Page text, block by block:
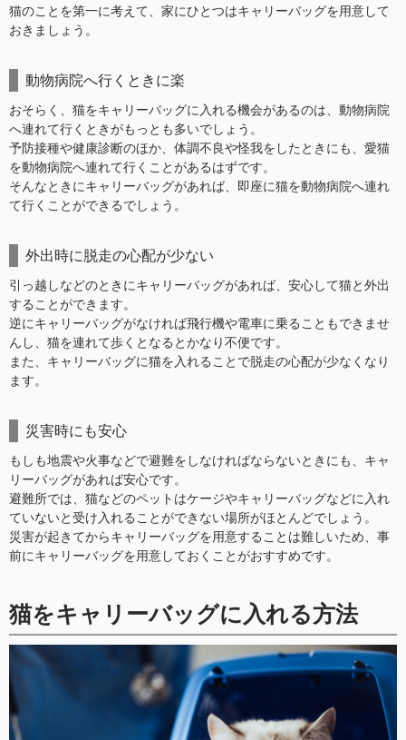
猫のことを第一に考えて、家にひとつはキャリーバッグを用意して
おきましょう。
動物病院へ行くときに楽
おそらく、猫をキャリーバッグに入れる機会があるのは、動物病院
へ連れて行くときがもっとも多いでしょう。
予防接種や健康診断のほか、体調不良や怪我をしたときにも、愛猫
を動物病院へ連れて行くことがあるはずです。
そんなときにキャリーバッグがあれば、即座に猫を動物病院へ連れ
て行くことができるでしょう。
外出時に脱走の心配が少ない
引っ越しなどのときにキャリーバッグがあれば、安心して猫と外出
することができます。
逆にキャリーバッグがなければ飛行機や電車に乗ることもできませ
んし、猫を連れて歩くとなるとかなり不便です。
また、キャリーバッグに猫を入れることで脱走の心配が少なくなり
ます。
災害時にも安心
もしも地震や火事などで避難をしなければならないときにも、キャ
リーバッグがあれば安心です。
避難所では、猫などのペットはケージやキャリーバッグなどに入れ
ていないと受け入れることができない場所がほとんどでしょう。
災害が起きてからキャリーバッグを用意することは難しいため、事
前にキャリーバッグを用意しておくことがおすすめです。
猫をキャリーバッグに入れる方法